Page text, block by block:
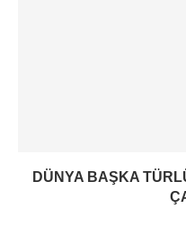
DÜNYA BAŞKA